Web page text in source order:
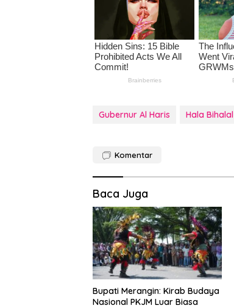
Gubernur Al Haris Hala Bihalal
Komentar
Baca Juga
Bupati Merangin: Kirab Budaya
Nasional PKJM Luar Biasa